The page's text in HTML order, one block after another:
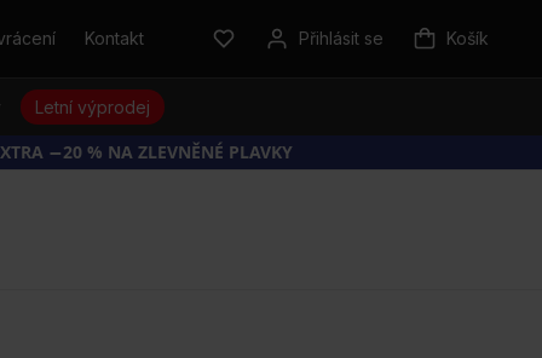
Kontakt Přihlásit se Košík
Letní výprodej
−20 % NA ZLEVNĚNÉ PLAVKY